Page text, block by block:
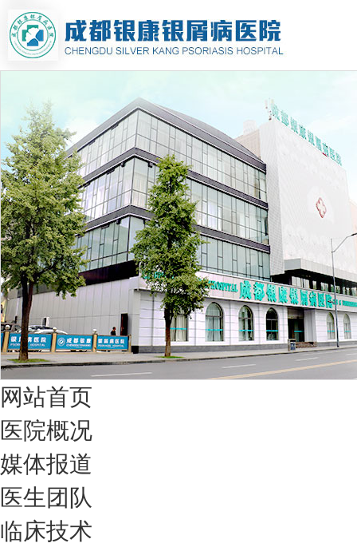
网站首页
医院概况
媒体报道
医生团队
临床技术